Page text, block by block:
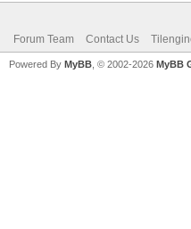
Forum Team Contact Us
Powered By MyBB , © 2002-2026 MyBB